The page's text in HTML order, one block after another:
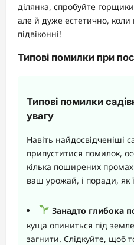
ділянка, спробуйте
але й дуже естетично,
підвіконні!
Типові помилки при
Типові помилки
увагу
Навіть найдосвідченіші
припуститися помилок,
кілька поширених
ваш урожай, і поради, як
Занадто глибока
куща опиниться під
загнити. Слідкуйте, щоб